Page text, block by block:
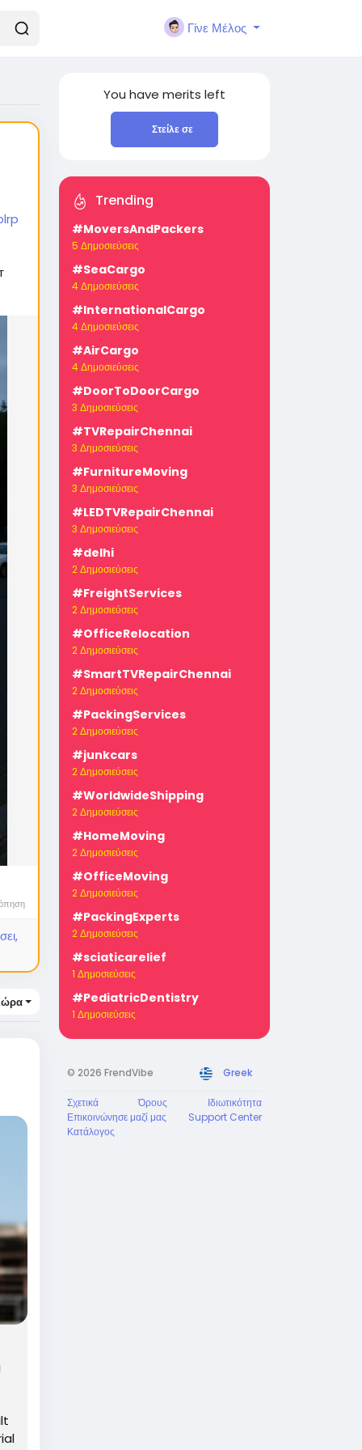
Γίνε Μέλος
You have merits left
Στείλε σε
Trending
#MoversAndPackers
5 Δημοσιεύσεις
#SeaCargo
4 Δημοσιεύσεις
#InternationalCargo
4 Δημοσιεύσεις
#AirCargo
4 Δημοσιεύσεις
#DoorToDoorCargo
3 Δημοσιεύσεις
#TVRepairChennai
3 Δημοσιεύσεις
#FurnitureMoving
3 Δημοσιεύσεις
#LEDTVRepairChennai
3 Δημοσιεύσεις
#delhi
2 Δημοσιεύσεις
#FreightServices
2 Δημοσιεύσεις
#OfficeRelocation
2 Δημοσιεύσεις
#SmartTVRepairChennai
2 Δημοσιεύσεις
#PackingServices
2 Δημοσιεύσεις
#junkcars
2 Δημοσιεύσεις
#WorldwideShipping
2 Δημοσιεύσεις
#HomeMoving
2 Δημοσιεύσεις
#OfficeMoving
2 Δημοσιεύσεις
#PackingExperts
2 Δημοσιεύσεις
#sciaticarelief
1 Δημοσιεύσεις
#PediatricDentistry
1 Δημοσιεύσεις
© 2026 FrendVibe Greek
Σχετικά Όρους
Ιδιωτικότητα
Επικοινώνησε μαζί μας
Support Center
Κατάλογος